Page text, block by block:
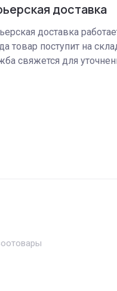
доставка
доставка
товар поступит на
свяжется для